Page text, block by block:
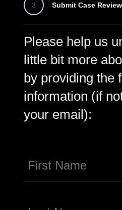
3 Submit Case Review
Please help us
little bit more
by providing the
information (if
your email):